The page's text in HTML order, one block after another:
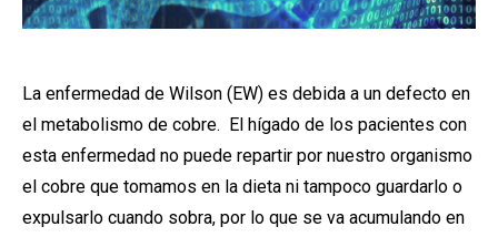
La enfermedad de Wilson (EW) es debida a un defecto en
el metabolismo de cobre. El hígado de los pacientes con
esta enfermedad no puede repartir por nuestro organismo
el cobre que tomamos en la dieta ni tampoco guardarlo o
expulsarlo cuando sobra, por lo que se va acumulando en